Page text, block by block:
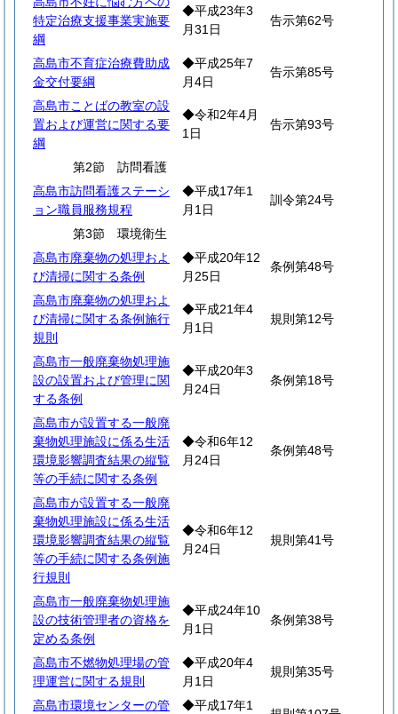
特定治療支援事業実施要
綱
◆平成23年3
月31日
告示第62号
高島市不育症治療費助成
金交付要綱
◆平成25年7
月4日
告示第85号
高島市ことばの教室の設
置および運営に関する要
綱
◆令和2年4月
1日
告示第93号
第2節 訪問看護
高島市訪問看護ステーシ
ョン職員服務規程
◆平成17年1
月1日
訓令第24号
第3節 環境衛生
高島市廃棄物の処理およ
び清掃に関する条例
◆平成20年12
月25日
条例第48号
高島市廃棄物の処理およ
び清掃に関する条例施行
規則
◆平成21年4
月1日
規則第12号
高島市一般廃棄物処理施
設の設置および管理に関
する条例
◆平成20年3
月24日
条例第18号
高島市が設置する一般廃
棄物処理施設に係る生活
環境影響調査結果の縦覧
等の手続に関する条例
◆令和6年12
月24日
条例第48号
高島市が設置する一般廃
棄物処理施設に係る生活
環境影響調査結果の縦覧
等の手続に関する条例施
行規則
◆令和6年12
月24日
規則第41号
高島市一般廃棄物処理施
設の技術管理者の資格を
定める条例
◆平成24年10
月1日
条例第38号
高島市不燃物処理場の管
理運営に関する規則
◆平成20年4
月1日
規則第35号
高島市環境センターの管
◆平成17年1